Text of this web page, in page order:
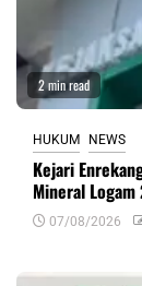
2 min read
HUKUM NEWS
Kejari
Mineral
07/08/2026